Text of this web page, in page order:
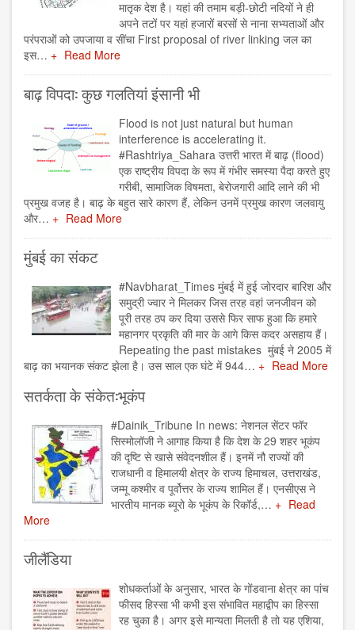
मातृक देश है। यहां की तमाम बड़ी-छोटी नदियों ने ही
अपने तटों पर यहां हजारों बरसों से नाना सभ्यताओं और
परंपराओं को उपजाया व सींचा First proposal of river linking जल का
इस…
Read More
बाढ़ विपदा: कुछ गलतियां इंसानी भी
Flood is not just natural but human
interference is accelerating it.
#Rashtriya_Sahara उत्तरी भारत में बाढ़ (flood)
एक राष्ट्रीय विपदा के रूप में गंभीर समस्या पैदा करते हुए
गरीबी, सामाजिक विषमता, बेरोजगारी आदि लाने की भी
प्रमुख वजह है। बाढ़ के बहुत सारे कारण हैं, लेकिन उनमें प्रमुख कारण जलवायु
और…
Read More
मुंबई का संकट
#Navbharat_Times मुंबई में हुई जोरदार बारिश और
समुद्री ज्वार ने मिलकर जिस तरह वहां जनजीवन को
पूरी तरह ठप कर दिया उससे फिर साफ हुआ कि हमारे
महानगर प्रकृति की मार के आगे किस कदर असहाय हैं।
Repeating the past mistakes मुंबई ने 2005 में
बाढ़ का भयानक संकट झेला है। उस साल एक घंटे में 944…
Read More
सतर्कता के संकेत:भूकंप
#Dainik_Tribune In news: नेशनल सेंटर फॉर
सिस्मोलॉजी ने आगाह किया है कि देश के 29 शहर भूकंप
की दृष्टि से खासे संवेदनशील हैं। इनमें नौ राज्यों की
राजधानी व हिमालयी क्षेत्र के राज्य हिमाचल, उत्तराखंड,
जम्मू कश्मीर व पूर्वोत्तर के राज्य शामिल हैं। एनसीएस ने
भारतीय मानक ब्यूरो के भूकंप के रिकॉर्ड,…
Read
More
जीलैंडिया
शोधकर्ताओं के अनुसार, भारत के गोंडवाना क्षेत्र का पांच
फीसद हिस्सा भी कभी इस संभावित महाद्वीप का हिस्सा
रह चुका है। अगर इसे मान्यता मिलती है तो यह एशिया,